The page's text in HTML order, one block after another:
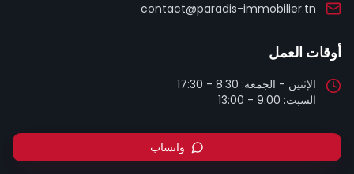
contact@paradis-immobilier.tn
أوقات العمل
السبت: 9:00 - 13:00
واتساب